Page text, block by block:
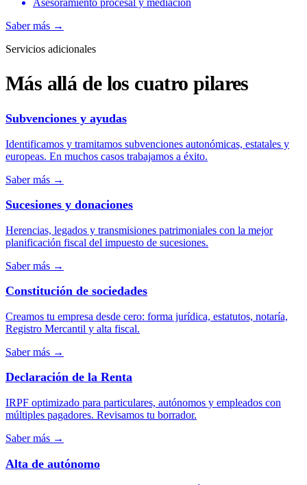
Asesoramiento procesal y mediación
Saber más →
Servicios adicionales
Más allá de los cuatro pilares
Subvenciones y ayudas
Identificamos y tramitamos subvenciones autonómicas, estatales y
europeas. En muchos casos trabajamos a éxito.
Saber más →
Sucesiones y donaciones
Herencias, legados y transmisiones patrimoniales con la mejor
planificación fiscal del impuesto de sucesiones.
Saber más →
Constitución de sociedades
Creamos tu empresa desde cero: forma jurídica, estatutos, notaría,
Registro Mercantil y alta fiscal.
Saber más →
Declaración de la Renta
IRPF optimizado para particulares, autónomos y empleados con
múltiples pagadores. Revisamos tu borrador.
Saber más →
Alta de autónomo